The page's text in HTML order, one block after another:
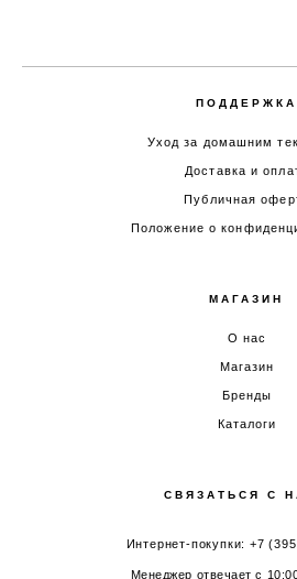
ПОДДЕРЖКА
Уход за домашним
Доставка и
Публичная
Положение о
МАГАЗИН
О нас
Магазин
Бренды
Каталоги
СВЯЗАТЬСЯ С
Интернет-покупки: +7
Менеджер отвечает с